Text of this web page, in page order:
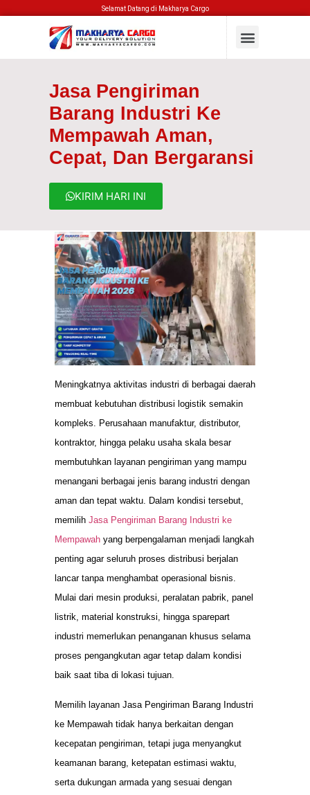
Selamat Datang di Makharya Cargo
Jasa Pengiriman
Barang Industri Ke
Mempawah Aman,
Cepat, Dan Bergaransi
KIRIM HARI INI
Meningkatnya aktivitas industri di berbagai daerah
membuat kebutuhan distribusi logistik semakin
kompleks. Perusahaan manufaktur, distributor,
kontraktor, hingga pelaku usaha skala besar
membutuhkan layanan pengiriman yang mampu
menangani berbagai jenis barang industri dengan
aman dan tepat waktu. Dalam kondisi tersebut,
memilih Jasa Pengiriman Barang Industri ke
Mempawah yang berpengalaman menjadi langkah
penting agar seluruh proses distribusi berjalan
lancar tanpa menghambat operasional bisnis.
Mulai dari mesin produksi, peralatan pabrik, panel
listrik, material konstruksi, hingga sparepart
industri memerlukan penanganan khusus selama
proses pengangkutan agar tetap dalam kondisi
baik saat tiba di lokasi tujuan.
Memilih layanan Jasa Pengiriman Barang Industri
ke Mempawah tidak hanya berkaitan dengan
kecepatan pengiriman, tetapi juga menyangkut
keamanan barang, ketepatan estimasi waktu,
serta dukungan armada yang sesuai dengan